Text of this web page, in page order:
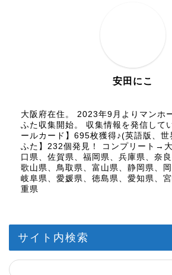
安田にこ
大阪府在住。 2023年9月よりマンホ
ふた収集開始。 収集情報を発信して
ールカード】695枚獲得♪(英語版、
ふた】232個発見！ コンプリート→
口県、佐賀県、福岡県、兵庫県、奈
歌山県、鳥取県、富山県、静岡県、岡
岐阜県、愛媛県、徳島県、愛知県、
重県
サイト内検索